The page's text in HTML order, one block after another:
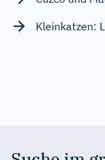
Kleinkatzen: